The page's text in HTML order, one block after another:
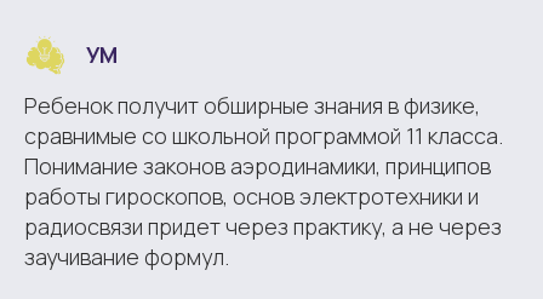
УМ
Ребенок получит обширные знания в физике,
сравнимые со школьной программой 11 класса.
Понимание законов аэродинамики, принципов
работы гироскопов, основ электротехники и
радиосвязи придет через практику, а не через
заучивание формул.